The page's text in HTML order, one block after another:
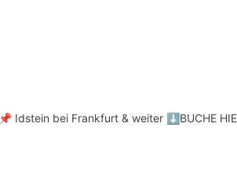
📌 Idstein bei Frankfurt & weiter ⬇️BUCHE